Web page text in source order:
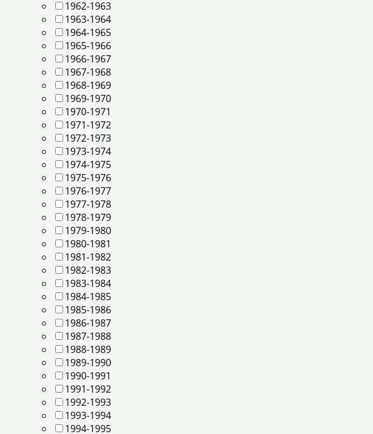
1962-1963
1963-1964
1964-1965
1965-1966
1966-1967
1967-1968
1968-1969
1969-1970
1970-1971
1971-1972
1972-1973
1973-1974
1974-1975
1975-1976
1976-1977
1977-1978
1978-1979
1979-1980
1980-1981
1981-1982
1982-1983
1983-1984
1984-1985
1985-1986
1986-1987
1987-1988
1988-1989
1989-1990
1990-1991
1991-1992
1992-1993
1993-1994
1994-1995